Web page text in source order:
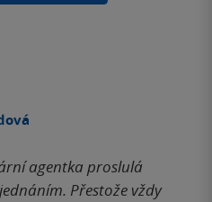
agentka proslulá
Přestože vždy